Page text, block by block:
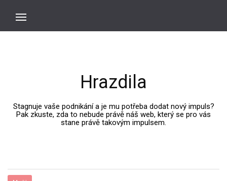
Hrazdila
Stagnuje vaše podnikání a je mu potřeba dodat nový impuls?
Pak zkuste, zda to nebude právě náš web, který se pro vás
stane právě takovým impulsem.